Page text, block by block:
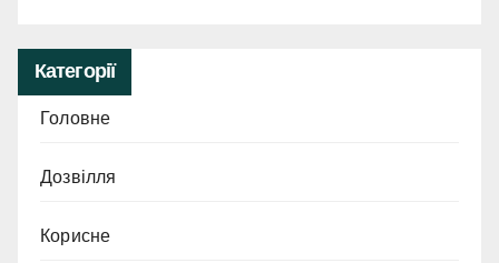
Категорії
Головне
Дозвілля
Корисне